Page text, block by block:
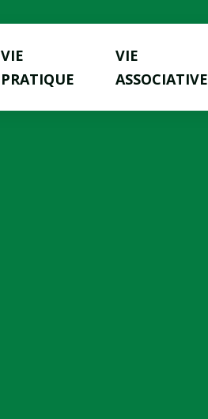
VIE
PRATIQUE
VIE
ASSOCIATIVE